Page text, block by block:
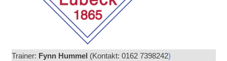
Trainer: Fynn Hummel (Kontakt: 0162 7398242)